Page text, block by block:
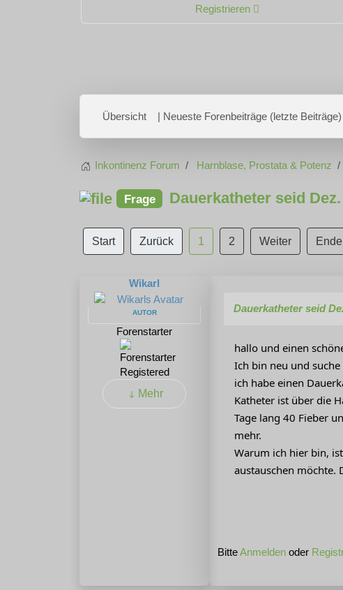
Registrieren
Übersicht | Neueste Forenbeiträge (letzte Beiträge)
Inkontinenz Forum Harnblase, Prostata & Potenz
Frage Dauerkatheter seid Dez.
Start Zurück 1 2 Weiter Ende
Wikarl
AUTOR
Forenstarter
Registered
Mehr
Dauerkatheter seid
hallo und einen
Ich bin neu und
ich habe einen
Katheter ist über die
Tage lang 40 Fieber
mehr.
Warum ich hier bin,
austauschen möchte.
BitteAnmelden oder